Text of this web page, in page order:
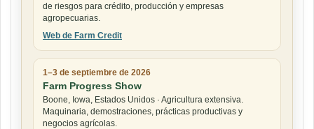
de riesgos para crédito, producción y empresas
agropecuarias.
Web de Farm Credit
1–3 de septiembre de 2026
Farm Progress Show
Boone, Iowa, Estados Unidos · Agricultura extensiva.
Maquinaria, demostraciones, prácticas productivas y
negocios agrícolas.